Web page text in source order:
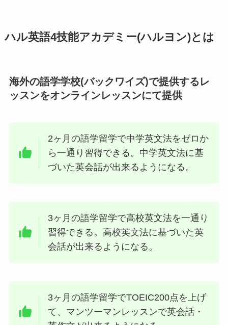
ハル英語4技能アカデミー(ハルヨン)とは
海外の語学学校(バックワイズ)で提供するレ
ッスンをオンラインレッスンにて提供
2ヶ月の語学留学で中学英文法をゼロか
ら一通り習得できる。中学英文法に基
づいた英会話が出来るようになる。
3ヶ月の語学留学で高校英文法を一通り
習得できる。高校英文法に基づいた英
会話が出来るようになる。
3ヶ月の語学留学でTOEIC200点を上げ
て、マンツーマンレッスンで英会話・